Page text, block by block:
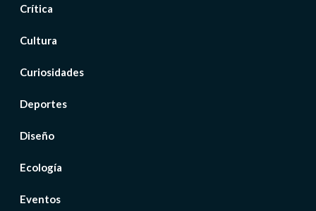
Crítica
Cultura
Curiosidades
Deportes
Diseño
Ecología
Eventos